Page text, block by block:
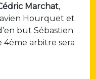
Marchat,
Hourquet et
but Sébastien
4ème arbitre sera